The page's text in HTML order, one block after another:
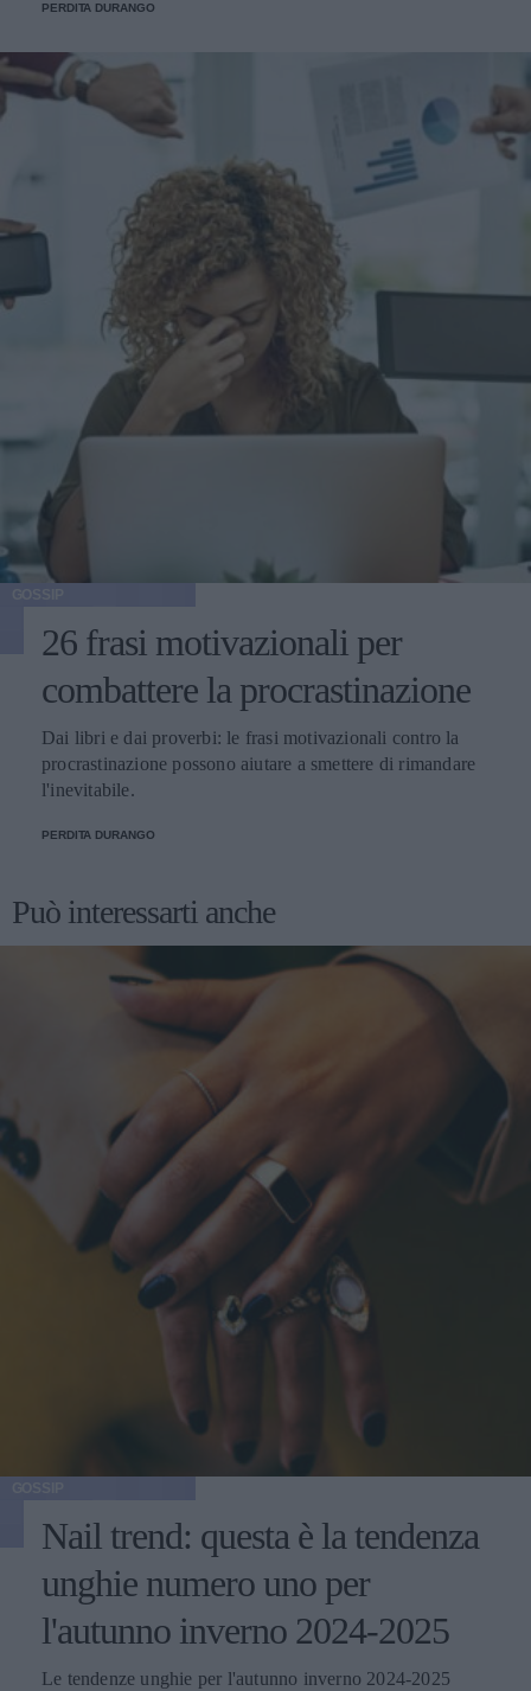
PERDITA DURANGO
26 frasi motivazionali per
combattere la procrastinazione
Dai libri e dai proverbi: le frasi motivazionali contro la
procrastinazione possono aiutare a smettere di rimandare
l'inevitabile.
PERDITA DURANGO
Può interessarti anche
Nail trend: questa è la tendenza
unghie numero uno per
l'autunno inverno 2024-2025
Le tendenze unghie per l'autunno inverno 2024-2025